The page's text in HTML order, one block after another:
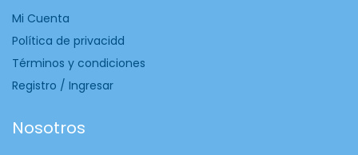
Mi Cuenta
Política de privacidd
Términos y condiciones
Registro / Ingresar
Nosotros